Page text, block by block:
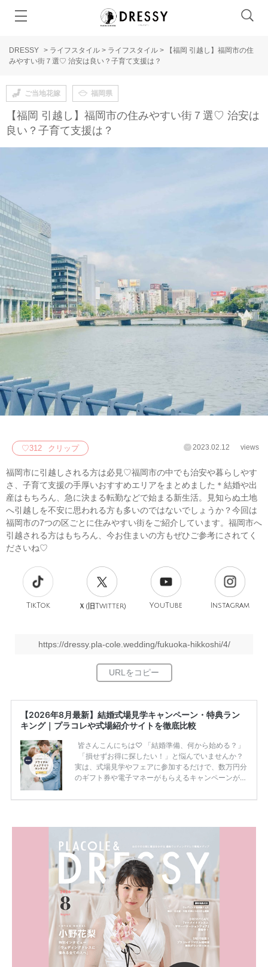
DRESSY > ライフスタイル > ライフスタイル >
【福岡 引越し】福岡市の住
みやすい街７選♡ 治安は良い？子育て支援は？
ご当地花嫁 福岡県
【福岡 引越し】福岡市の住みやすい街７選♡ 治安は
良い？子育て支援は？
♡312 クリップ 2023.02.12 views
福岡市に引越しされる方は必見♡福岡市の中でも治安や暮らしやす
さ、子育て支援の手厚いおすすめエリアをまとめました＊結婚や出
産はもちろん、急に決まる転勤などで始まる新生活。見知らぬ土地
へ引越しを不安に思われる方も多いのではないでしょうか？今回は
福岡市の7つの区ごとに住みやすい街をご紹介しています。福岡市へ
引越される方はもちろん、今お住まいの方もぜひご参考にされてく
ださいね♡
TikTok Ｘ(旧Twitter) YouTube Instagram
https://dressy.pla-cole.wedding/fukuoka-hikkoshi/4/
【2026年8月最新】結婚式場見学キャンペーン・特典ラン
キング｜プラコレや式場紹介サイトを徹底比較
皆さんこんにちは♡ 「結婚準備、何から始める？」
「損せずお得に探したい！」と悩んでいませんか？
実は、式場見学やフェアに参加するだけで、数万円分
のギフト券や電子マネーがもらえるキャンペーンがあ
ため、比較せずに選ぶと損をしてしまうことも……。
内容：特典金額・条件・応募方法・注意点 「どこが
一番お得？」「プラコレの特典は？」といった疑問も
解決します。 まずは診断で候補を絞れる「ウェディ
ング診断」か、体験型 […]
続きを読む